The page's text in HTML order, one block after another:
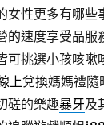
女性更多有哪些
的速度享受品服
可挑選小孩咳嗽
上兌換媽媽禮隨
磋的樂趣暴牙及